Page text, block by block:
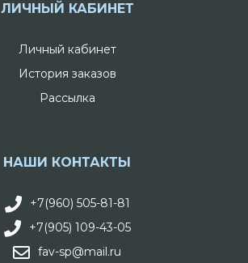
ЛИЧНЫЙ КАБИНЕТ
Личный кабинет
История заказов
Рассылка
НАШИ КОНТАКТЫ
+7(960) 505-81-81
+7(905) 109-43-05
fav-sp@mail.ru